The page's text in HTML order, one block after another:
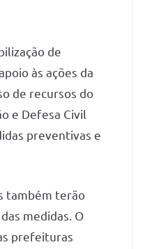
de
às ações da
de recursos do
e Defesa Civil
preventivas e
também terão
medidas. O
prefeituras